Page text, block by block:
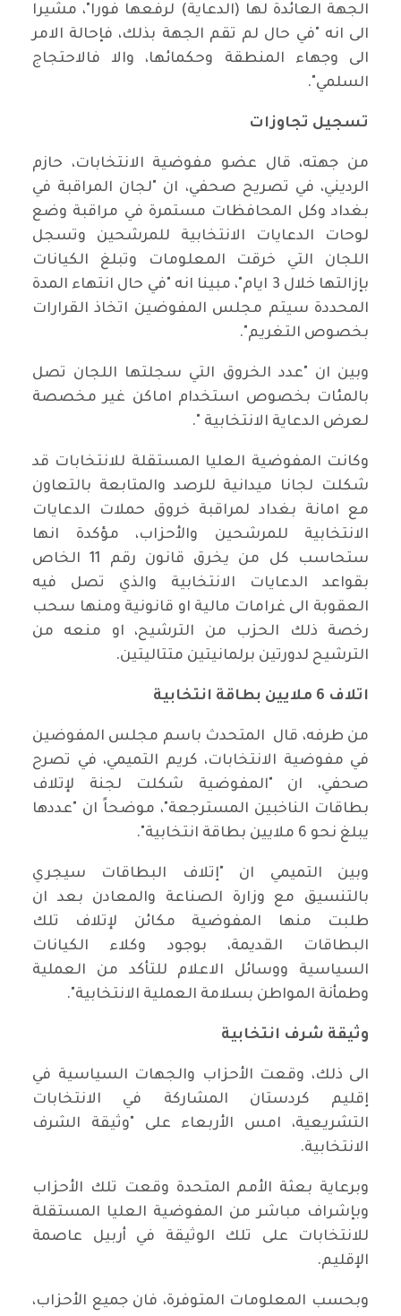
الجهة العائدة لها (الدعاية) لرفعها فورا"، مشيرا
الى انه "في حال لم تقم الجهة بذلك، فإحالة الامر
الى وجهاء المنطقة وحكمائها، والا فالاحتجاج
السلمي".
تسجيل تجاوزات
من جهته، قال عضو مفوضية الانتخابات، حازم
الرديني، في تصريح صحفي، ان "لجان المراقبة في
بغداد وكل المحافظات مستمرة في مراقبة وضع
لوحات الدعايات الانتخابية للمرشحين وتسجل
اللجان التي خرقت المعلومات وتبلغ الكيانات
بإزالتها خلال 3 ايام"، مبينا انه "في حال انتهاء المدة
المحددة سيتم مجلس المفوضين اتخاذ القرارات
بخصوص التغريم".
وبين ان "عدد الخروق التي سجلتها اللجان تصل
بالمئات بخصوص استخدام اماكن غير مخصصة
لعرض الدعاية الانتخابية ".
وكانت المفوضية العليا المستقلة للانتخابات قد
شكلت لجانا ميدانية للرصد والمتابعة بالتعاون
مع امانة بغداد لمراقبة خروق حملات الدعايات
الانتخابية للمرشحين والأحزاب، مؤكدة انها
ستحاسب كل من يخرق قانون رقم 11 الخاص
بقواعد الدعايات الانتخابية والذي تصل فيه
العقوبة الى غرامات مالية او قانونية ومنها سحب
رخصة ذلك الحزب من الترشيح، او منعه من
الترشيح لدورتين برلمانيتين متتاليتين.
اتلاف 6 ملايين بطاقة انتخابية
من طرفه، قال المتحدث باسم مجلس المفوضين
في مفوضية الانتخابات، كريم التميمي، في تصرح
صحفي، ان "المفوضية شكلت لجنة لإتلاف
بطاقات الناخبين المسترجعة"، موضحاً ان "عددها
يبلغ نحو 6 ملايين بطاقة انتخابية".
وبين التميمي ان "إتلاف البطاقات سيجري
بالتنسيق مع وزارة الصناعة والمعادن بعد ان
طلبت منها المفوضية مكائن لإتلاف تلك
البطاقات القديمة، بوجود وكلاء الكيانات
السياسية ووسائل الاعلام للتأكد من العملية
وطمأنة المواطن بسلامة العملية الانتخابية".
وثيقة شرف انتخابية
الى ذلك، وقعت الأحزاب والجهات السياسية في
إقليم كردستان المشاركة في الانتخابات
التشريعية، امس الأربعاء على "وثيقة الشرف
الانتخابية.
وبرعاية بعثة الأمم المتحدة وقعت تلك الأحزاب
وبإشراف مباشر من المفوضية العليا المستقلة
للانتخابات على تلك الوثيقة في أربيل عاصمة
الإقليم.
وبحسب المعلومات المتوفرة، فان جميع الأحزاب،